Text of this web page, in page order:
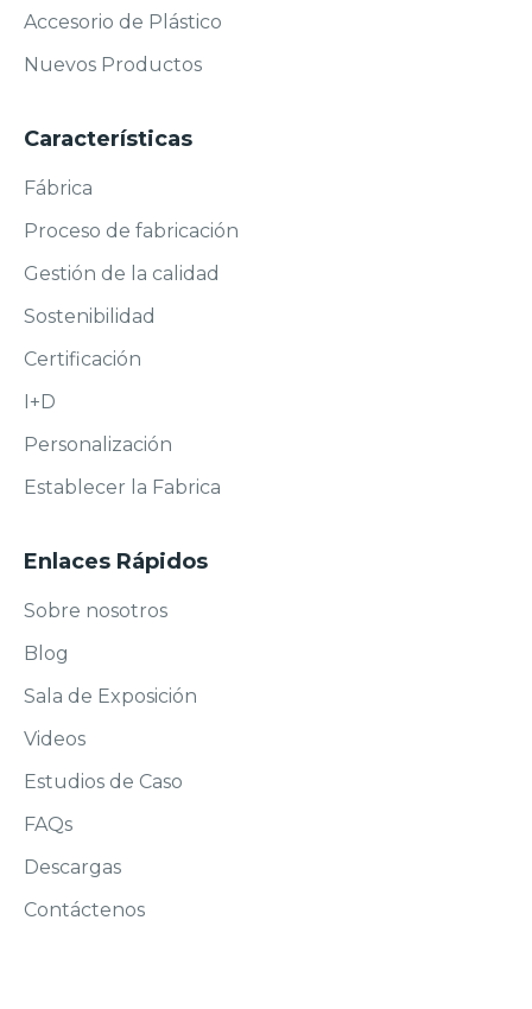
Accesorio de Plástico
Nuevos Productos
Características
Fábrica
Proceso de fabricación
Gestión de la calidad
Sostenibilidad
Certificación
I+D
Personalización
Establecer la Fabrica
Enlaces Rápidos
Sobre nosotros
Blog
Sala de Exposición
Videos
Estudios de Caso
FAQs
Descargas
Contáctenos